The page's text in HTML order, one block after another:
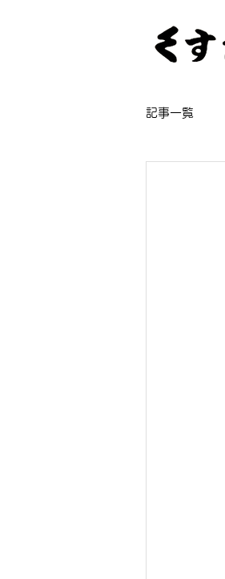
記事一覧